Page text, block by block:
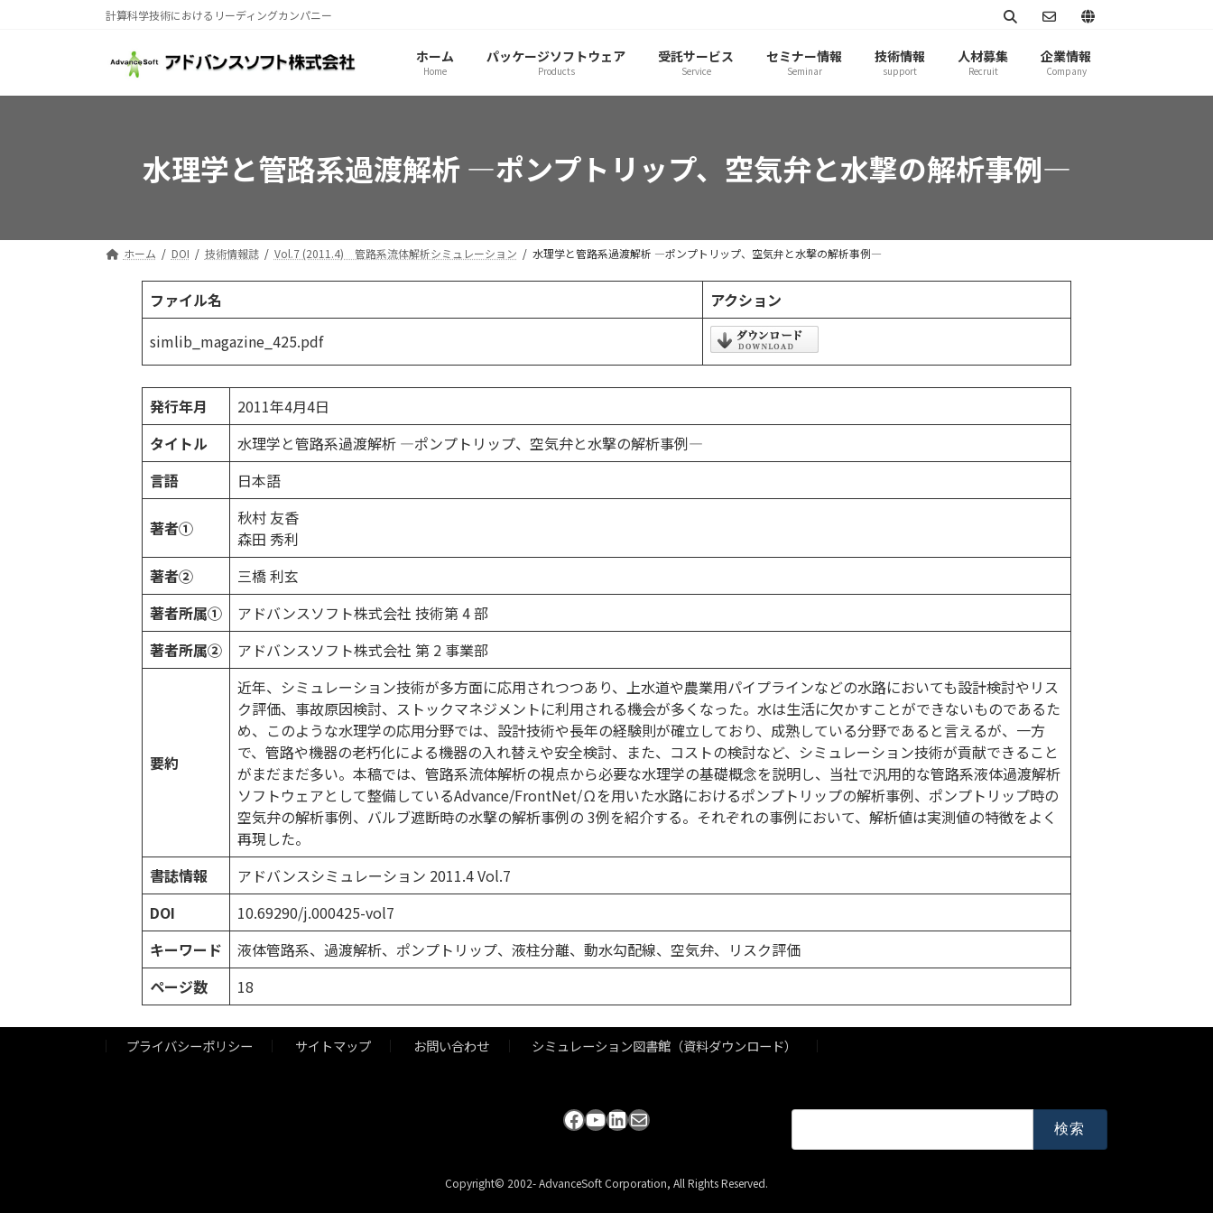
ツ
シ
計算科学技術におけるリーディングカンパニー
ホーム
Home
パッケージソフトウェア
Products
受託サービス
Service
セミナー情報
Seminar
技術情報
support
人材募集
Recruit
企業情報
Company
水理学と管路系過渡解析 ―ポンプトリップ、空気弁と水撃の解析事例―
ホーム DOI 技術情報誌 Vol.7 (2011.4) 管路系流体解析シミュレーション 水理学と管路系過渡解析 ―ポンプトリップ、空気弁と水撃の解析事例―
ファイル名
アクション
simlib_magazine_425.pdf
発行年月
2011年4月4日
タイトル
水理学と管路系過渡解析 ―ポンプトリップ、空気弁と水撃の解析事例―
言語
日本語
著者①
秋村 友香
森田 秀利
著者②
三橋 利玄
著者所属①
アドバンスソフト株式会社 技術第 4 部
著者所属②
アドバンスソフト株式会社 第 2 事業部
要約
近年、シミュレーション技術が多方面に応用されつつあり、上水道や農業用パイプラインなどの水路においても設計検討やリス
ク評価、事故原因検討、ストックマネジメントに利用される機会が多くなった。水は生活に欠かすことができないものであるた
め、このような水理学の応用分野では、設計技術や長年の経験則が確立しており、成熟している分野であると言えるが、一方
で、管路や機器の老朽化による機器の入れ替えや安全検討、また、コストの検討など、シミュレーション技術が貢献できること
がまだまだ多い。本稿では、管路系流体解析の視点から必要な水理学の基礎概念を説明し、当社で汎用的な管路系液体過渡解析
ソフトウェアとして整備しているAdvance/FrontNet/Ωを用いた水路におけるポンプトリップの解析事例、ポンプトリップ時の
空気弁の解析事例、バルブ遮断時の水撃の解析事例の 3例を紹介する。それぞれの事例において、解析値は実測値の特徴をよく
再現した。
書誌情報
アドバンスシミュレーション 2011.4 Vol.7
DOI
10.69290/j.000425-vol7
キーワード
液体管路系、過渡解析、ポンプトリップ、液柱分離、動水勾配線、空気弁、リスク評価
ページ数
18
プライバシーポリシー サイトマップ お問い合わせ シミュレーション図書館（資料ダウンロード）
Facebook
YouTube
LinkedIn
メール
検
Copyright© 2002- AdvanceSoft Corporation, All Rights Reserved.